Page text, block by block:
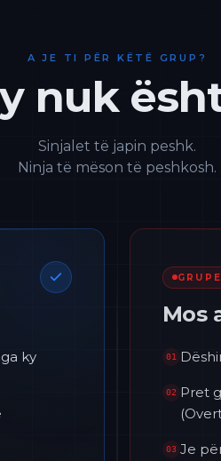
A JE TI PËR KËTË GRUP?
nuk
Sinjalet të japin peshk.
Ninja të mëson të peshkosh.
Mos
01
02 Pret
03 Je
ky